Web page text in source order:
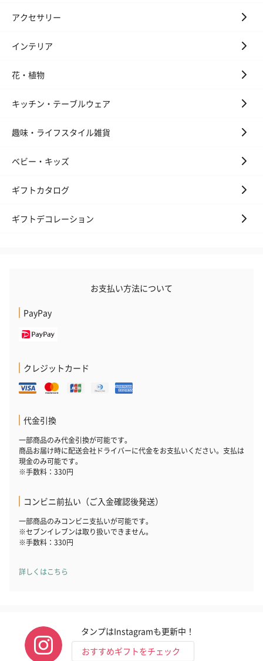
アクセサリー
インテリア
花・植物
キッチン・テーブルウェア
趣味・ライフスタイル雑貨
ベビー・キッズ
ギフトカタログ
ギフトデコレーション
お支払い方法について
PayPay
クレジットカード
代金引換
一部商品のみ代金引換が可能です。
商品お届け時に配送会社ドライバーに代金をお支払いください。支払は
現金のみ可能です。
※手数料：330円
コンビニ前払い（ご入金確認後発送）
一部商品のみコンビニ支払いが可能です。
※セブンイレブンは取り扱いできません。
※手数料：330円
詳しくはこちら
タンプはInstagramも更新中！
おすすめギフトをチェック